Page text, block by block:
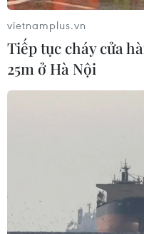
Khảo sát thị trường cho
hàng thực phẩm tươi
nguồn cung dồi dào,
vietnamplus.vn
Tiếp tục cháy cửa
25m ở Hà Nội